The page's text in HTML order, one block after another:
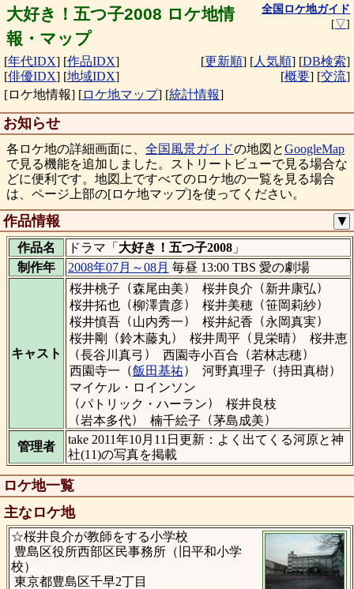
大好き！五つ子2008 ロケ地情
報・マップ
全国ロケ地ガイド
[▽]
[年代IDX] [作品IDX]
[俳優IDX] [地域IDX]
[更新順] [人気順] [DB検索]
[概要] [交流]
[ロケ地情報] [ロケ地マップ] [統計情報]
お知らせ
各ロケ地の詳細画面に、 全国風景ガイドの地図とGoogleMap
で見る機能を追加しました。ストリートビューで見る場合な
どに便利です。地図上ですべてのロケ地の一覧を見る場合
は、ページ上部の[ロケ地マップ]を使ってください。
作品情報 ▼
作品名 ドラマ「 大好き！五つ子2008」
制作年
2008年07月～08月 毎昼 13:00 TBS 愛の劇場
キャスト
桜井桃子 （森尾由美） 桜井良介 （新井康弘）
桜井拓也 （柳澤貴彦） 桜井美穂（笹岡莉紗）
桜井慎吾（山内秀一） 桜井紀香 （永岡真実）
桜井剛
（鈴木藤丸） 桜井周平（ 見栄晴）
桜井恵
（長谷川真弓 ） 西園寺小百合 （若林志穂）
西園寺一 （飯田基祐） 河野真理子 （持田真樹）
マイケル・ロインソン
（パトリック・ハーラン）
桜井良枝
（岩本多代） 楠千絵子 （茅島成美）
管理者
take 2011年10月11日更新：よく出てくる河原と神
社(11)の写真を掲載
ロケ地一覧
主なロケ地
☆桜井良介が教師をする小学校
豊島区役所西部区民事務所（旧平和小学
校）
東京都豊島区千早2丁目